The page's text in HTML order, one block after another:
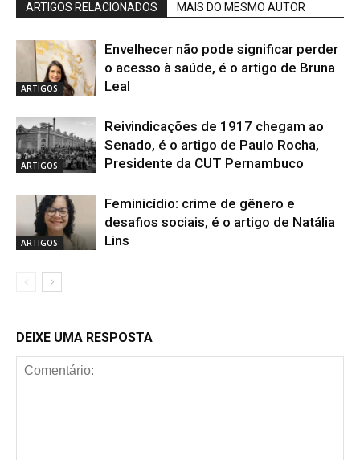
ARTIGOS RELACIONADOS MAIS DO MESMO AUTOR
ARTIGOS
Envelhecer não pode significar perder
o acesso à saúde, é o artigo de Bruna
Leal
ARTIGOS
Reivindicações de 1917 chegam ao
Senado, é o artigo de Paulo Rocha,
Presidente da CUT Pernambuco
ARTIGOS
Feminicídio: crime de gênero e
desafios sociais, é o artigo de Natália
Lins
DEIXE UMA RESPOSTA